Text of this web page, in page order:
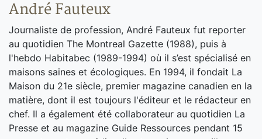
André Fauteux
Journaliste de profession, André Fauteux fut reporter
au quotidien The Montreal Gazette (1988), puis à
l'hebdo Habitabec (1989-1994) où il s’est spécialisé en
maisons saines et écologiques. En 1994, il fondait La
Maison du 21e siècle, premier magazine canadien en la
matière, dont il est toujours l'éditeur et le rédacteur en
chef. Il a également été collaborateur au quotidien La
Presse et au magazine Guide Ressources pendant 15